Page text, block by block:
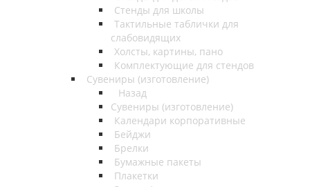
Стенды для школы
Тактильные таблички для
слабовидящих
Холсты, картины, пано
Комплектующие для стендов
Сувениры (изготовление)
Назад
Сувениры (изготовление)
Календари корпоративные
Бейджи
Брелки
Бумажные пакеты
Плакетки